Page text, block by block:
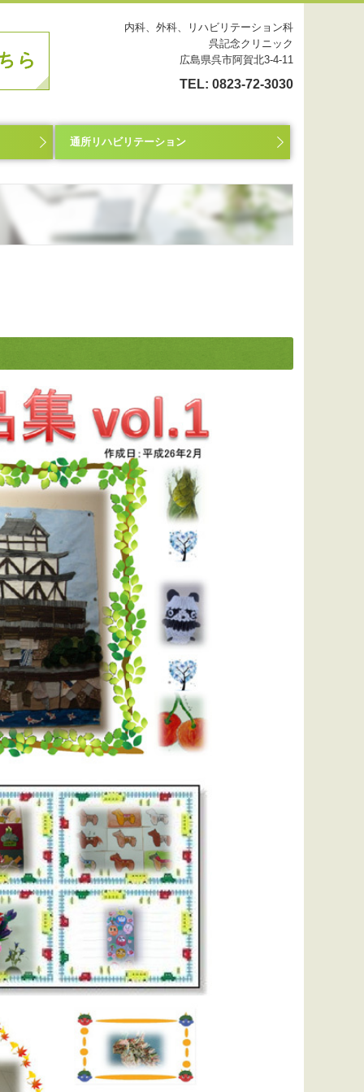
内科、外科、リハビリテーション科
呉記念クリニック
広島県呉市阿賀北3-4-11
TEL: 0823-72-3030
通所リハビリテーション